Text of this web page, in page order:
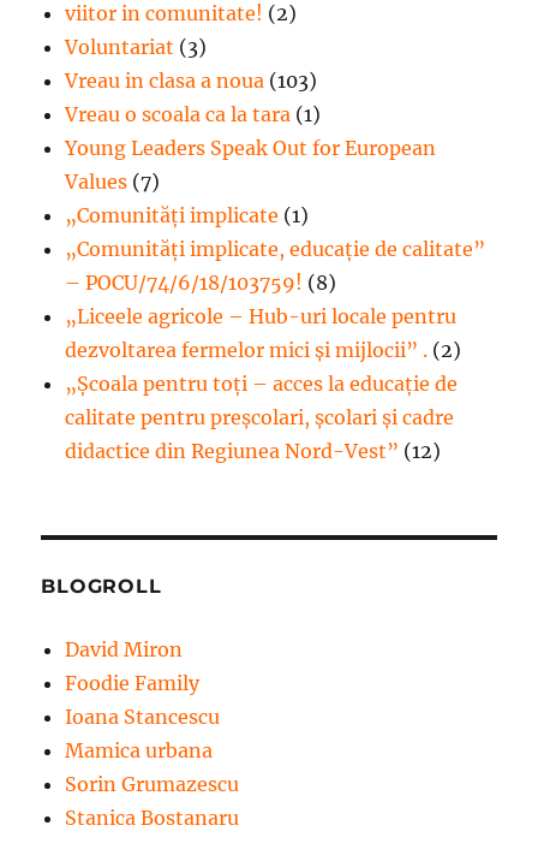
viitor in comunitate! (2)
Voluntariat (3)
Vreau in clasa a noua (103)
Vreau o scoala ca la tara (1)
Young Leaders Speak Out for European
Values (7)
„Comunități implicate (1)
„Comunități implicate, educație de calitate”
– POCU/74/6/18/103759! (8)
„Liceele agricole – Hub-uri locale pentru
dezvoltarea fermelor mici şi mijlocii” . (2)
„Școala pentru toți – acces la educație de
calitate pentru preșcolari, școlari și cadre
didactice din Regiunea Nord-Vest” (12)
BLOGROLL
David Miron
Foodie Family
Ioana Stancescu
Mamica urbana
Sorin Grumazescu
Stanica Bostanaru